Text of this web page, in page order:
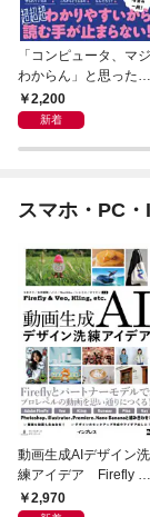
「コンピュータ、マジ
わからん」と思ったと
きに読む本
2,200
新着
スマホ・PC
動画生成AIデザイン洗
練アイデア Firefly &
Veo， Kling， etc.
2,970